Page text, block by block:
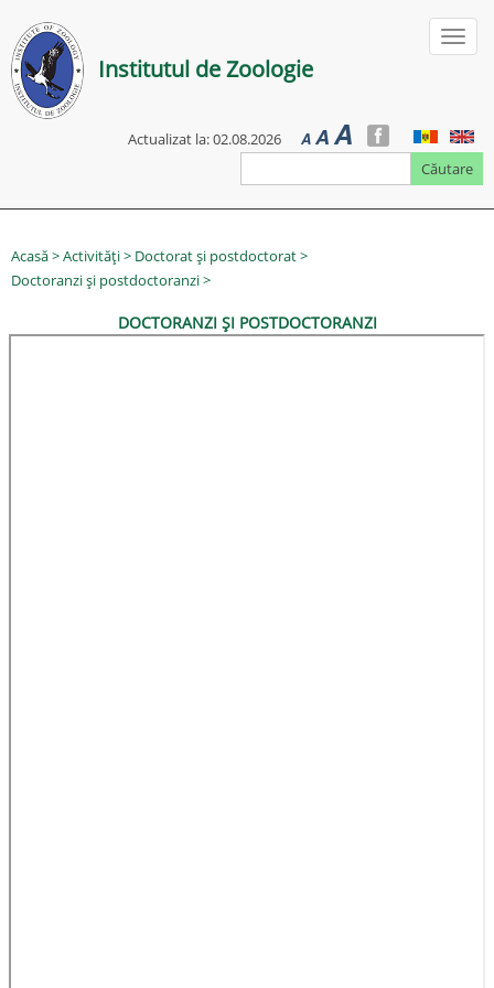
conţinutul
principal
Toggle
Institutul de Zoologie
Actualizat la: 02.08.2026 A AA Ro En
Acasă>Activități> Doctorat și postdoctorat>
Doctoranzi și postdoctoranzi >
DOCTORANZI ȘI POSTDOCTORANZI